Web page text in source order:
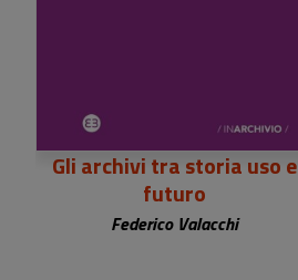
Gli archivi tra storia uso e
futuro
Federico Valacchi